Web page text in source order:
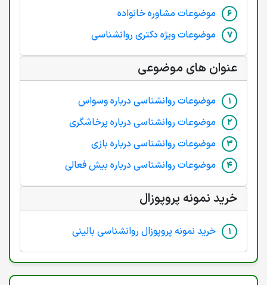
موضوعات مشاوره خانواده
موضوعات ویژه دکتری روانشناسی
عنوان های موضوعی
موضوعات روانشناسی درباره وسواس
موضوعات روانشناسی درباره پرخاشگری
موضوعات روانشناسی درباره بازی
موضوعات روانشناسی درباره بیش فعالی
خرید نمونه پروپوزال
خرید نمونه پروپوزال روانشناسی بالینی